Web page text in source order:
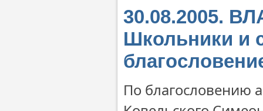
30.08.2005.
Школьники и
По благословению